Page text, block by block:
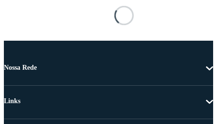
Nossa Rede
Links